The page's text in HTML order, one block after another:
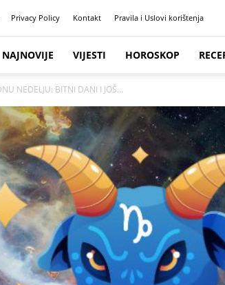
Privacy Policy Kontakt Pravila i Uslovi korištenja
NAJNOVIJE VIJESTI HOROSKOP
NEDELJU: BITNI DANI I JOŠ...